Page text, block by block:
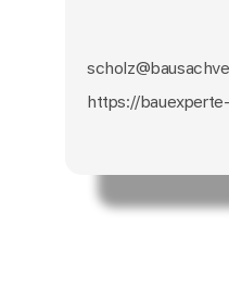
https://